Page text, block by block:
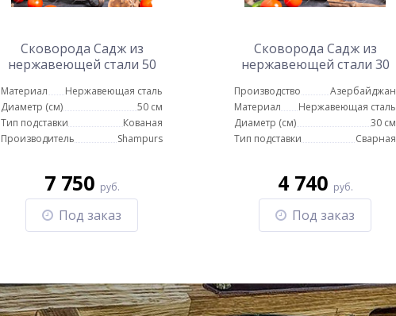
Сковорода Садж из
нержавеющей стали 50
зольником
Материал
Нержавеющая сталь
Диаметр (см)
50 см
Тип подставки
Кованая
Производитель
Shampurs
7 750 руб.
Под заказ
Сковорода Садж из
нержавеющей стали 30
Азербайджан
Производство
Азербайджан
Материал
Нержавеющая сталь
Диаметр (см)
30 см
Тип подставки
Сварная
4 740 руб.
Под заказ